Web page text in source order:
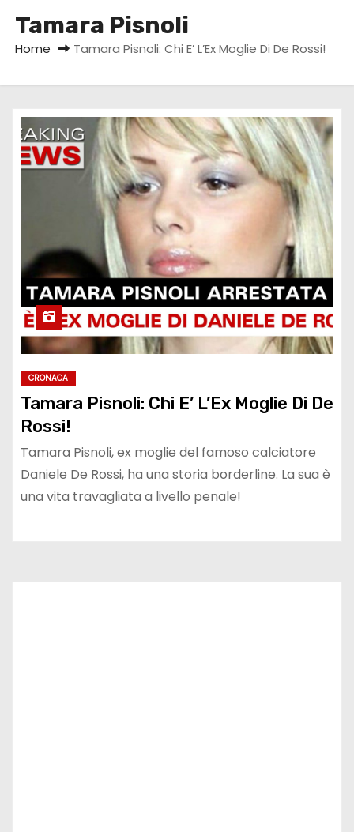
Tamara Pisnoli
Home Tamara Pisnoli: Chi E’ L’Ex Moglie Di De Rossi!
CRONACA
Tamara Pisnoli: Chi E’ L’Ex Moglie Di De
Rossi!
Tamara Pisnoli, ex moglie del famoso calciatore
Daniele De Rossi, ha una storia borderline. La sua è
una vita travagliata a livello penale!